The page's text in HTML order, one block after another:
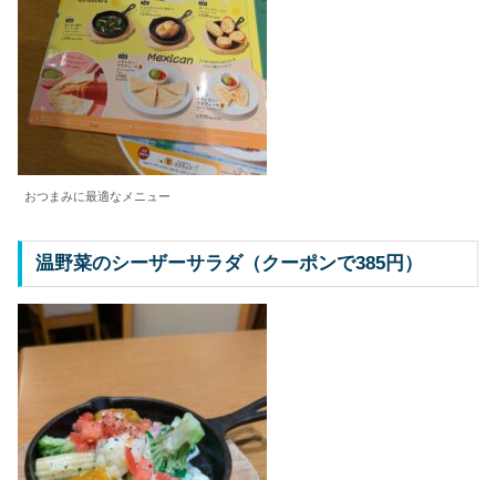
おつまみに最適なメニュー
温野菜のシーザーサラダ（クーポンで385円）